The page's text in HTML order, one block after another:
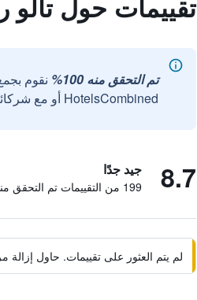
تم التحقق منه 100%
نقوم
HotelsCombined أو مع شركائنا الخارجيين الموثوقين.
8.7 جيد جدًا
199 من التقييمات تم التحقق منها
لم يتم العثور على تقييمات. حاول